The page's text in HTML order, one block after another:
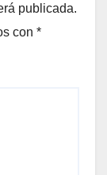
publicada.
con *